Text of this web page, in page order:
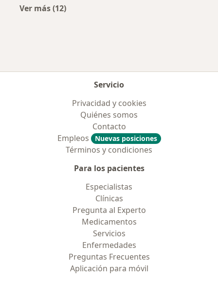
Ver más (12)
Servicio
Privacidad y cookies
Quiénes somos
Contacto
Empleos
Nuevas posiciones
Términos y condiciones
Para los pacientes
Especialistas
Clínicas
Pregunta al Experto
Medicamentos
Servicios
Enfermedades
Preguntas Frecuentes
Aplicación para móvil